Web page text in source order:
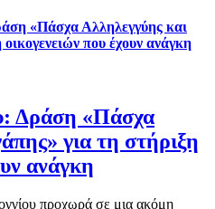
«Πάσχα Αλληλεγγύης και
που έχουν ανάγκη
Δράση «Πάσχα
για τη στήριξη
ανάγκη
προχωρά σε μια ακόμη